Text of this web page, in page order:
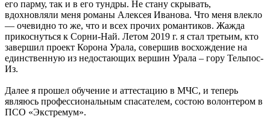
его парму, так и в его тундры. Не стану скрывать,
вдохновляли меня романы Алексея Иванова. Что меня влекло
— очевидно то же, что и всех прочих романтиков. Жажда
прикоснуться к Сорни-Най. Летом 2019 г. я стал третьим, кто
завершил проект Корона Урала, совершив восхождение на
единственную из недостающих вершин Урала – гору Тельпос-
Из.
Далее я прошел обучение и аттестацию в МЧС, и теперь
являюсь профессиональным спасателем, состою волонтером в
ПСО «Экстремум».